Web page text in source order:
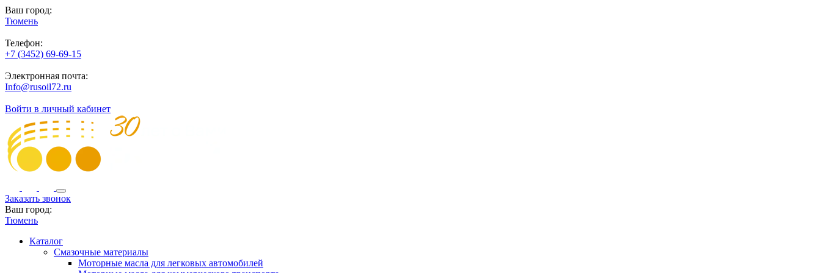
Ваш город:
Тюмень
Телефон:
+7 (3452) 69-69-15
Электронная почта:
Info@rusoil72.ru
Войти в личный кабинет
Заказать звонок
Ваш город:
Тюмень
Каталог
Смазочные материалы
Моторные масла для легковых автомобилей